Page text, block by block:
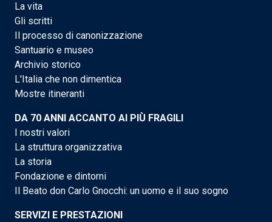
La vita
Gli scritti
Il processo di canonizzazione
Santuario e museo
Archivio storico
L'Italia che non dimentica
Mostre itineranti
DA 70 ANNI ACCANTO AI PIÙ FRAGILI
I nostri valori
La struttura organizzativa
La storia
Fondazione e dintorni
Il Beato don Carlo Gnocchi: un uomo e il suo sogno
SERVIZI E PRESTAZIONI